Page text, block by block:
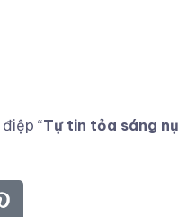
điệp “Tự tin tỏa sáng nụ